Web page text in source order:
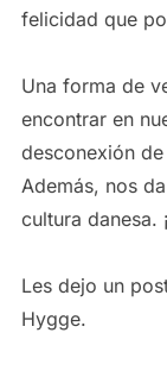
felicidad que
Una forma de
encontrar en
desconexión
Además, nos
cultura danesa.
Les dejo un
Hygge.